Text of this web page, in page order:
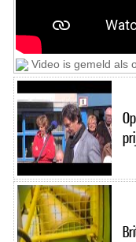
Video is gemeld als